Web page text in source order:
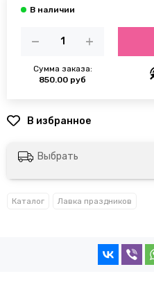
Сумма заказа:
850.00 руб
Выбрать
Каталог Лавка праздников